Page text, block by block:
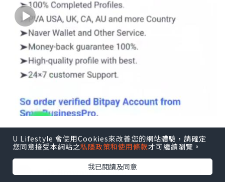
Buy Crypto Instantly | Secure & E
asy with Ramp Network
Luis Brown56 6小時前
U Lifestyle 會使用Cookies來改善您的網站體驗，請確定
您同意接受本網站之私隱政策和使用條款才可繼續瀏覽。
我已閱讀及同意